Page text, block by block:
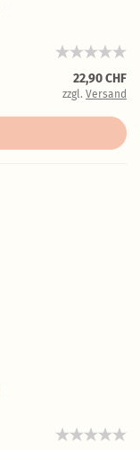
22,90 CHF
zzgl. Versand